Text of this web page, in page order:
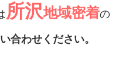
所沢地域密着の
合わせください。